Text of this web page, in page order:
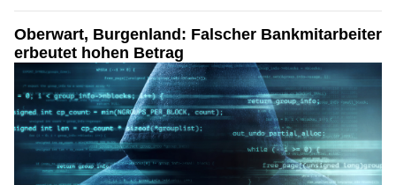
Oberwart, Burgenland: Falscher Bankmitarbeiter
erbeutet hohen Betrag